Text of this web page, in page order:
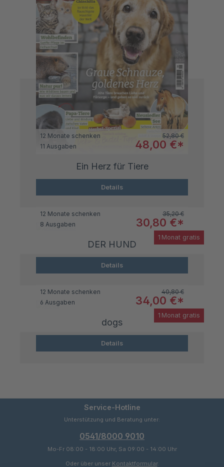
12 Monate schenken Regulärer Preis:
52,80 €
11 Ausgaben
Verkaufspreis:
48,00 €*
Ein Herz für Tiere
Details
1 Monat gratis
12 Monate schenken Regulärer Preis:
35,20 €
8 Ausgaben
Verkaufspreis:
30,80 €*
DER HUND
Details
1 Monat gratis
12 Monate schenken Regulärer Preis:
40,80 €
6 Ausgaben
Verkaufspreis:
34,00 €*
dogs
Details
Service-Hotline
Unterstützung und Beratung unter:
0541/8000 9010
Mo-Fr 08:00 - 18:00 Uhr, Sa 09:00 - 14:00 Uhr
Oder über unser Kontaktformular.